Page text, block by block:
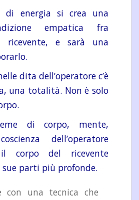
energia si crea una
empatica fra
ricevente, e sarà una
dita dell’operatore c’è
una totalità. Non è solo
di corpo, mente,
dell’operatore
corpo del ricevente
sue parti più profonde.
con una tecnica che